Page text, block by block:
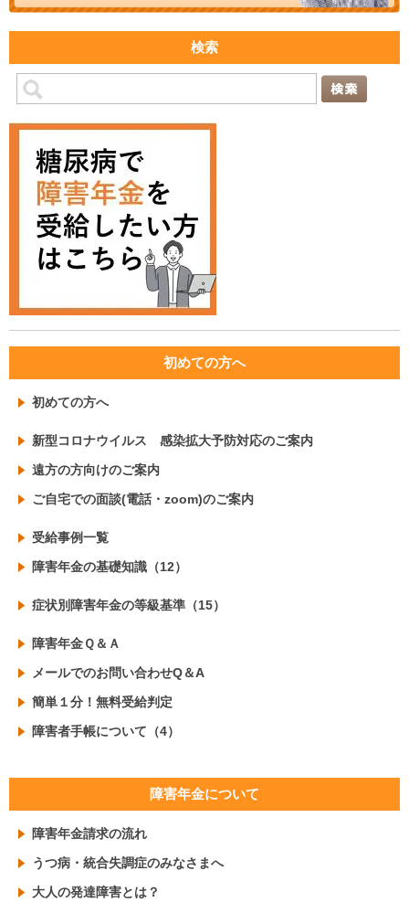
検索
初めての方へ
初めての方へ
新型コロナウイルス 感染拡大予防対応のご案内
遠方の方向けのご案内
ご自宅での面談(電話・zoom)のご案内
受給事例一覧
障害年金の基礎知識（12）
症状別障害年金の等級基準（15）
障害年金Ｑ＆Ａ
メールでのお問い合わせQ＆A
簡単１分！無料受給判定
障害者手帳について（4）
障害年金について
障害年金請求の流れ
うつ病・統合失調症のみなさまへ
大人の発達障害とは？